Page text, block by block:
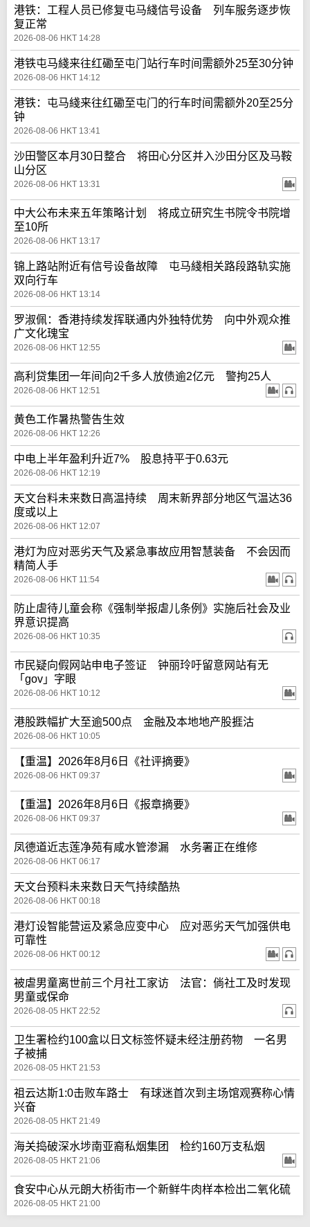
港铁：工程人员已修复屯马綫信号设备 列车服务逐步恢
复正常
2026-08-06 HKT 14:28
港铁屯马綫来往红磡至屯门站行车时间需额外25至30分钟
2026-08-06 HKT 14:12
港铁：屯马綫来往红磡至屯门的行车时间需额外20至25分
钟
2026-08-06 HKT 13:41
沙田警区本月30日整合 将田心分区并入沙田分区及马鞍
山分区
2026-08-06 HKT 13:31
中大公布未来五年策略计划 将成立研究生书院令书院增
至10所
2026-08-06 HKT 13:17
锦上路站附近有信号设备故障 屯马綫相关路段路轨实施
双向行车
2026-08-06 HKT 13:14
罗淑佩：香港持续发挥联通内外独特优势 向中外观众推
广文化瑰宝
2026-08-06 HKT 12:55
高利贷集团一年间向2千多人放债逾2亿元 警拘25人
2026-08-06 HKT 12:51
黄色工作暑热警告生效
2026-08-06 HKT 12:26
中电上半年盈利升近7% 股息持平于0.63元
2026-08-06 HKT 12:19
天文台料未来数日高温持续 周末新界部分地区气温达36
度或以上
2026-08-06 HKT 12:07
港灯为应对恶劣天气及紧急事故应用智慧装备 不会因而
精简人手
2026-08-06 HKT 11:54
防止虐待儿童会称《强制举报虐儿条例》实施后社会及业
界意识提高
2026-08-06 HKT 10:35
巿民疑向假网站申电子签证 钟丽玲吁留意网站有无
「gov」字眼
2026-08-06 HKT 10:12
港股跌幅扩大至逾500点 金融及本地地产股捱沽
2026-08-06 HKT 10:05
【重温】2026年8月6日《社评摘要》
2026-08-06 HKT 09:37
【重温】2026年8月6日《报章摘要》
2026-08-06 HKT 09:37
凤德道近志莲净苑有咸水管渗漏 水务署正在维修
2026-08-06 HKT 06:17
天文台预料未来数日天气持续酷热
2026-08-06 HKT 00:18
港灯设智能营运及紧急应变中心 应对恶劣天气加强供电
可靠性
2026-08-06 HKT 00:12
被虐男童离世前三个月社工家访 法官：倘社工及时发现
男童或保命
2026-08-05 HKT 22:52
卫生署检约100盒以日文标签怀疑未经注册药物 一名男
子被捕
2026-08-05 HKT 21:53
祖云达斯1:0击败车路士 有球迷首次到主场馆观赛称心情
兴奋
2026-08-05 HKT 21:49
海关捣破深水埗南亚裔私烟集团 检约160万支私烟
2026-08-05 HKT 21:06
食安中心从元朗大桥街市一个新鲜牛肉样本检出二氧化硫
2026-08-05 HKT 21:00